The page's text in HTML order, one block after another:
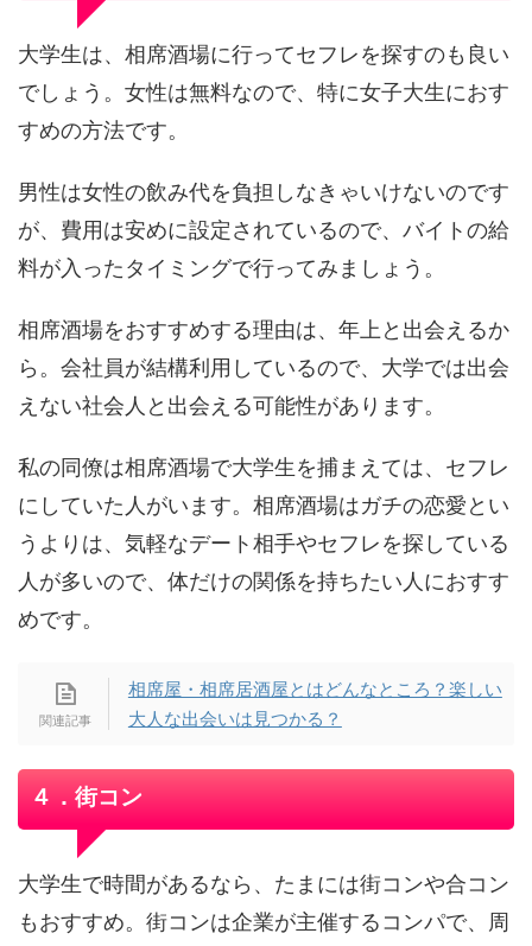
大学生は、相席酒場に行ってセフレを探すのも良い
でしょう。女性は無料なので、特に女子大生におす
すめの方法です。
男性は女性の飲み代を負担しなきゃいけないのです
が、費用は安めに設定されているので、バイトの給
料が入ったタイミングで行ってみましょう。
相席酒場をおすすめする理由は、年上と出会えるか
ら。会社員が結構利用しているので、大学では出会
えない社会人と出会える可能性があります。
私の同僚は相席酒場で大学生を捕まえては、セフレ
にしていた人がいます。相席酒場はガチの恋愛とい
うよりは、気軽なデート相手やセフレを探している
人が多いので、体だけの関係を持ちたい人におすす
めです。
相席屋・相席居酒屋とはどんなところ？楽しい
大人な出会いは見つかる？
４．街コン
大学生で時間があるなら、たまには街コンや合コン
もおすすめ。街コンは企業が主催するコンパで、周